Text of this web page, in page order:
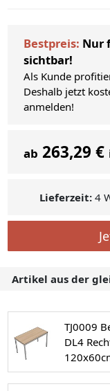
Bestpreis: Nur
sichtbar!
Als Kunde
Deshalb jetzt
anmelden!
ab 263,29 €
Lieferzeit: 4
Artikel aus der
TJ0009
DL4